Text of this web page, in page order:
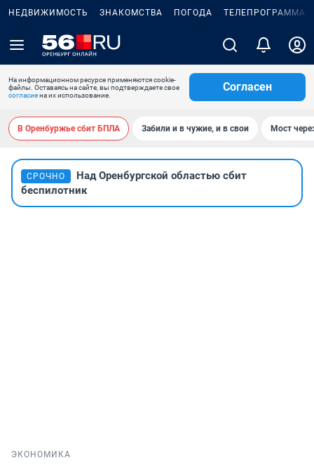
НЕДВИЖИМОСТЬ ЗНАКОМСТВА ПОГОДА ТЕЛЕПРОГРАММА
На информационном ресурсе применяются cookie-
файлы. Оставаясь на сайте, вы подтверждаете свое
согласиена их использование.
Согласен
В Оренбуржье сбит БПЛА Забили и в чужие, и в свои Мост
СРОЧНО
Над Оренбургской областью сбит
беспилотник
ЭКОНОМИКА